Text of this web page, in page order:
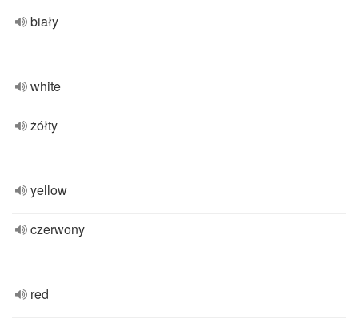
biały
white
żółty
yellow
czerwony
red